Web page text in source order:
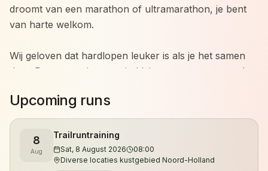
droomt van een marathon of ultramarathon, je bent
van harte welkom.
Wij geloven dat hardlopen leuker is als je het samen
doet. Daarom trainen we in kleine groepen met veel
niveau en werkt aan zijn eigen doelen, terwijl we
elkaar motiveren om net dat stapje extra te zetten.
Je kunt zowel overdag als 's avonds trainen.
Daarnaast organiseren we trailruntrainingen in de
Upcoming runs
8
Aug
Trailruntraining
Sat, 8 August 2026
08:00
Diverse locaties kustgebied Noord-Holland